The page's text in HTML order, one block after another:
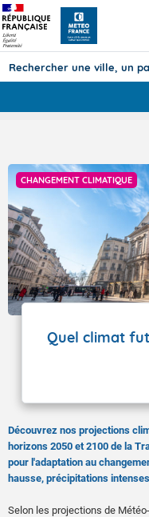
TOUS
CHANGEMENT CLIMATIQUE
Quel climat
Découvrez nos projections
horizons 2050 et 2100 de la
pour l'adaptation au
hausse, précipitations
Selon les projections de